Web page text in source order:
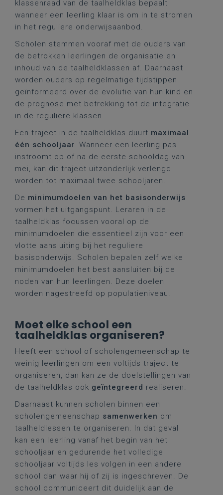
klassenraad van de taalheldklas bepaalt
wanneer een leerling klaar is om in te stromen
in het reguliere onderwijsaanbod.
Scholen stemmen vooraf met de ouders van
de betrokken leerlingen de organisatie en
inhoud van de taalheldklassen af. Daarnaast
worden ouders op regelmatige tijdstippen
geïnformeerd over de evolutie van hun kind en
de prognose met betrekking tot de integratie
in de reguliere klassen.
Een traject in de taalheldklas duurt maximaal
één schooljaar. Wanneer een leerling pas
instroomt op of na de eerste schooldag van
mei, kan dit traject uitzonderlijk verlengd
worden tot maximaal twee schooljaren.
De minimumdoelen van het basisonderwijs
vormen het uitgangspunt. Leraren in de
taalheldklas focussen vooral op de
minimumdoelen die essentieel zijn voor een
vlotte aansluiting bij het reguliere
basisonderwijs. Scholen bepalen zelf welke
minimumdoelen het best aansluiten bij de
noden van hun leerlingen. Deze doelen
worden nagestreefd op populatieniveau.
Moet elke school een
taalheldklas organiseren?
Heeft een school of scholengemeenschap te
weinig leerlingen om een voltijds traject te
organiseren, dan kan ze de doelstellingen van
de taalheldklas ook geïntegreerd realiseren.
Daarnaast kunnen scholen binnen een
scholengemeenschap samenwerken om
taalheldlessen te organiseren. In dat geval
kan een leerling vanaf het begin van het
schooljaar en gedurende het volledige
schooljaar voltijds les volgen in een andere
school dan waar hij of zij is ingeschreven. De
school communiceert dit duidelijk aan de